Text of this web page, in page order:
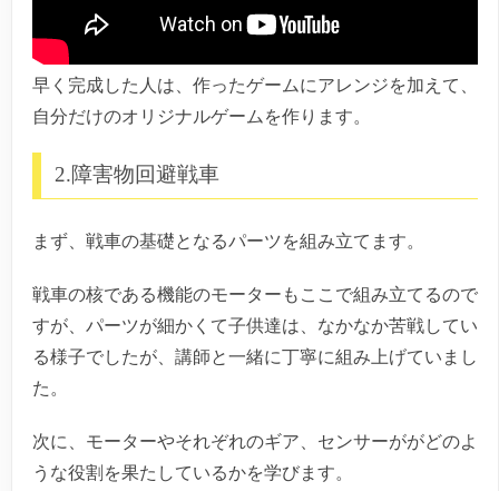
早く完成した人は、作ったゲームにアレンジを加えて、
自分だけのオリジナルゲームを作ります。
2.障害物回避戦車
まず、戦車の基礎となるパーツを組み立てます。
戦車の核である機能のモーターもここで組み立てるので
すが、パーツが細かくて子供達は、なかなか苦戦してい
る様子でしたが、講師と一緒に丁寧に組み上げていまし
た。
次に、モーターやそれぞれのギア、センサーががどのよ
うな役割を果たしているかを学びます。